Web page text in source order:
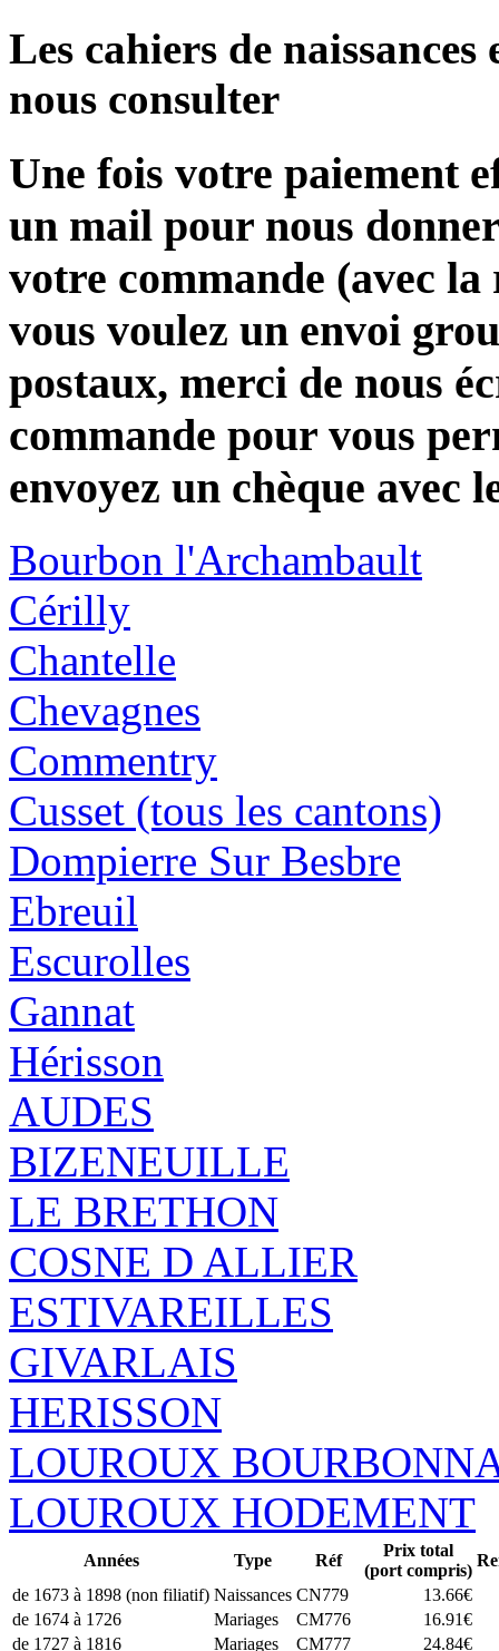
Les cahiers de
nous consulter
Une fois votre paiement
un mail pour nous
votre commande (avec
vous voulez un envoi
postaux, merci de nous
commande pour vous
envoyez un chèque avec
Bourbon l'Archambault
Cérilly
Chantelle
Chevagnes
Commentry
Cusset (tous les cantons)
Dompierre Sur Besbre
Ebreuil
Escurolles
Gannat
Hérisson
AUDES
BIZENEUILLE
LE BRETHON
COSNE D ALLIER
ESTIVAREILLES
GIVARLAIS
HERISSON
LOUROUX
LOUROUX HODEMENT
Années Type Réf
Prix total
(port compris)
de 1673 à 1898 (non filiatif) Naissances CN779
13.66€
de 1674 à 1726
Mariages CM776
16.91€
de 1727 à 1816
Mariages CM777 24.84€